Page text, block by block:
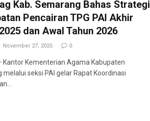
Kab. Semarang Bahas Strategi
Pencairan TPG PAI Akhir
dan Awal Tahun 2026
November 27, 2025 0
Kantor Kementerian Agama Kabupaten
melalui seksi PAI gelar Rapat Koordinasi